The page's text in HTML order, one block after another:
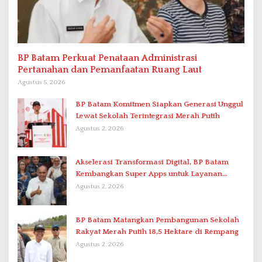
BP Batam Perkuat Penataan Administrasi
Pertanahan dan Pemanfaatan Ruang Laut
Agustus 5, 2026
BP Batam Komitmen Siapkan Generasi Unggul
Lewat Sekolah Terintegrasi Merah Putih
Agustus 2, 2026
Akselerasi Transformasi Digital, BP Batam
Kembangkan Super Apps untuk Layanan
Terpadu
Agustus 2, 2026
BP Batam Matangkan Pembangunan Sekolah
Rakyat Merah Putih 18,5 Hektare di Rempang
Agustus 2, 2026